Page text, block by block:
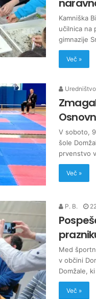
Kamniška
učilnica na
gimnazije
Več »
Uredništvo
V soboto,
šole
prvenstvo
Več »
P. B.
Med
v občini
Domžale,
Več »